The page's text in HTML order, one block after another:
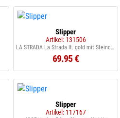
Slipper
Artikel: 131506
LA STRADA La Strada lt. gold mit Steinchen
69.95 €
Slipper
Artikel: 117167